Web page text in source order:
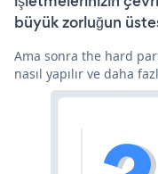
büyük zorluğun
Ama sonra the hard
nasıl yapılır ve daha